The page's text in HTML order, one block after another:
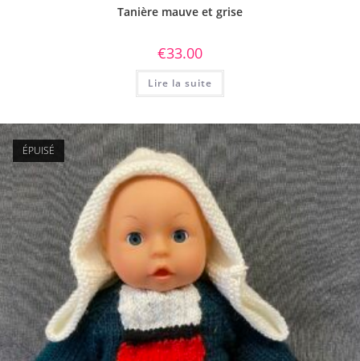
Tanière mauve et grise
€33.00
Lire la suite
ÉPUISÉ